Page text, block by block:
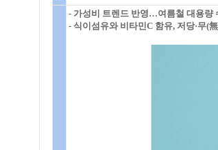
- 가성비 트렌드 반영…여름철 대용량
- 식이섬유와 비타민C 함유, 저당·무(